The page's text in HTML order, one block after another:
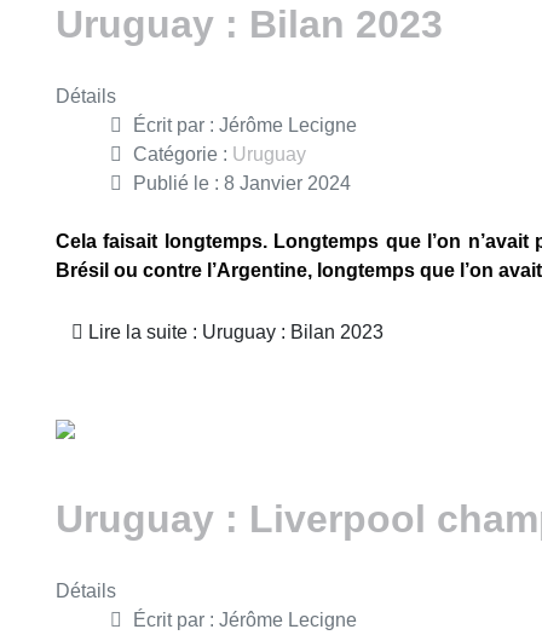
Uruguay : Bilan 2023
Détails
Écrit par : Jérôme Lecigne
Catégorie : Uruguay
Publié le : 8 Janvier 2024
Cela faisait longtemps. Longtemps que l’on
Brésil ou contre l’Argentine, longtemps que l’on
Lire la suite : Uruguay : Bilan 2023
Uruguay : Liverpool
Détails
Écrit par : Jérôme Lecigne